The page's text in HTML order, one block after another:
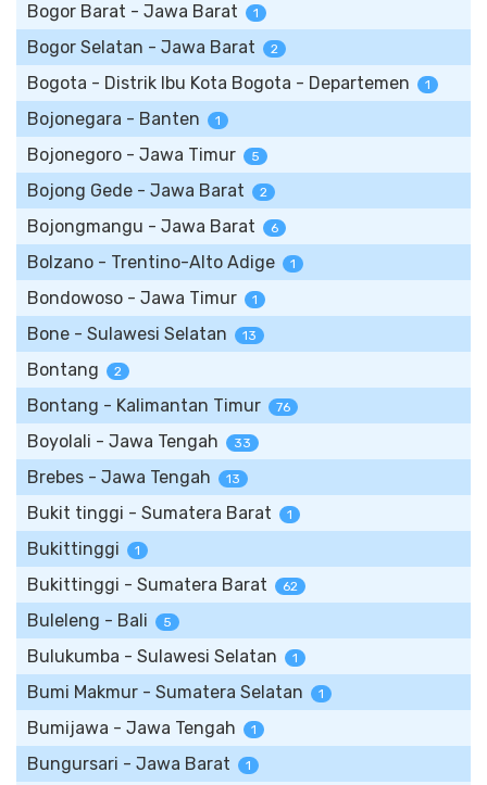
Bogor Barat - Jawa Barat 1
Bogor Selatan - Jawa Barat 2
Bogota - Distrik Ibu Kota Bogota - Departemen 1
Bojonegara - Banten 1
Bojonegoro - Jawa Timur 5
Bojong Gede - Jawa Barat 2
Bojongmangu - Jawa Barat 6
Bolzano - Trentino-Alto Adige 1
Bondowoso - Jawa Timur 1
Bone - Sulawesi Selatan 13
Bontang 2
Bontang - Kalimantan Timur 76
Boyolali - Jawa Tengah 33
Brebes - Jawa Tengah 13
Bukit tinggi - Sumatera Barat 1
Bukittinggi 1
Bukittinggi - Sumatera Barat 62
Buleleng - Bali 5
Bulukumba - Sulawesi Selatan 1
Bumi Makmur - Sumatera Selatan 1
Bumijawa - Jawa Tengah 1
Bungursari - Jawa Barat 1